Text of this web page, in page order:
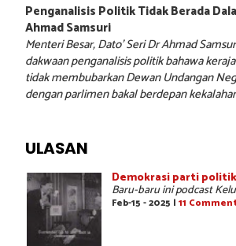
Penganalisis Politik Tidak Berada
Ahmad Samsuri
Menteri Besar, Dato’ Seri Dr Ahmad
dakwaan penganalisis politik bahawa
tidak membubarkan Dewan Undangan
dengan parlimen bakal berdepan
ULASAN
Demokrasi parti
Baru-baru ini podcast
Feb-15 - 2025 | 11